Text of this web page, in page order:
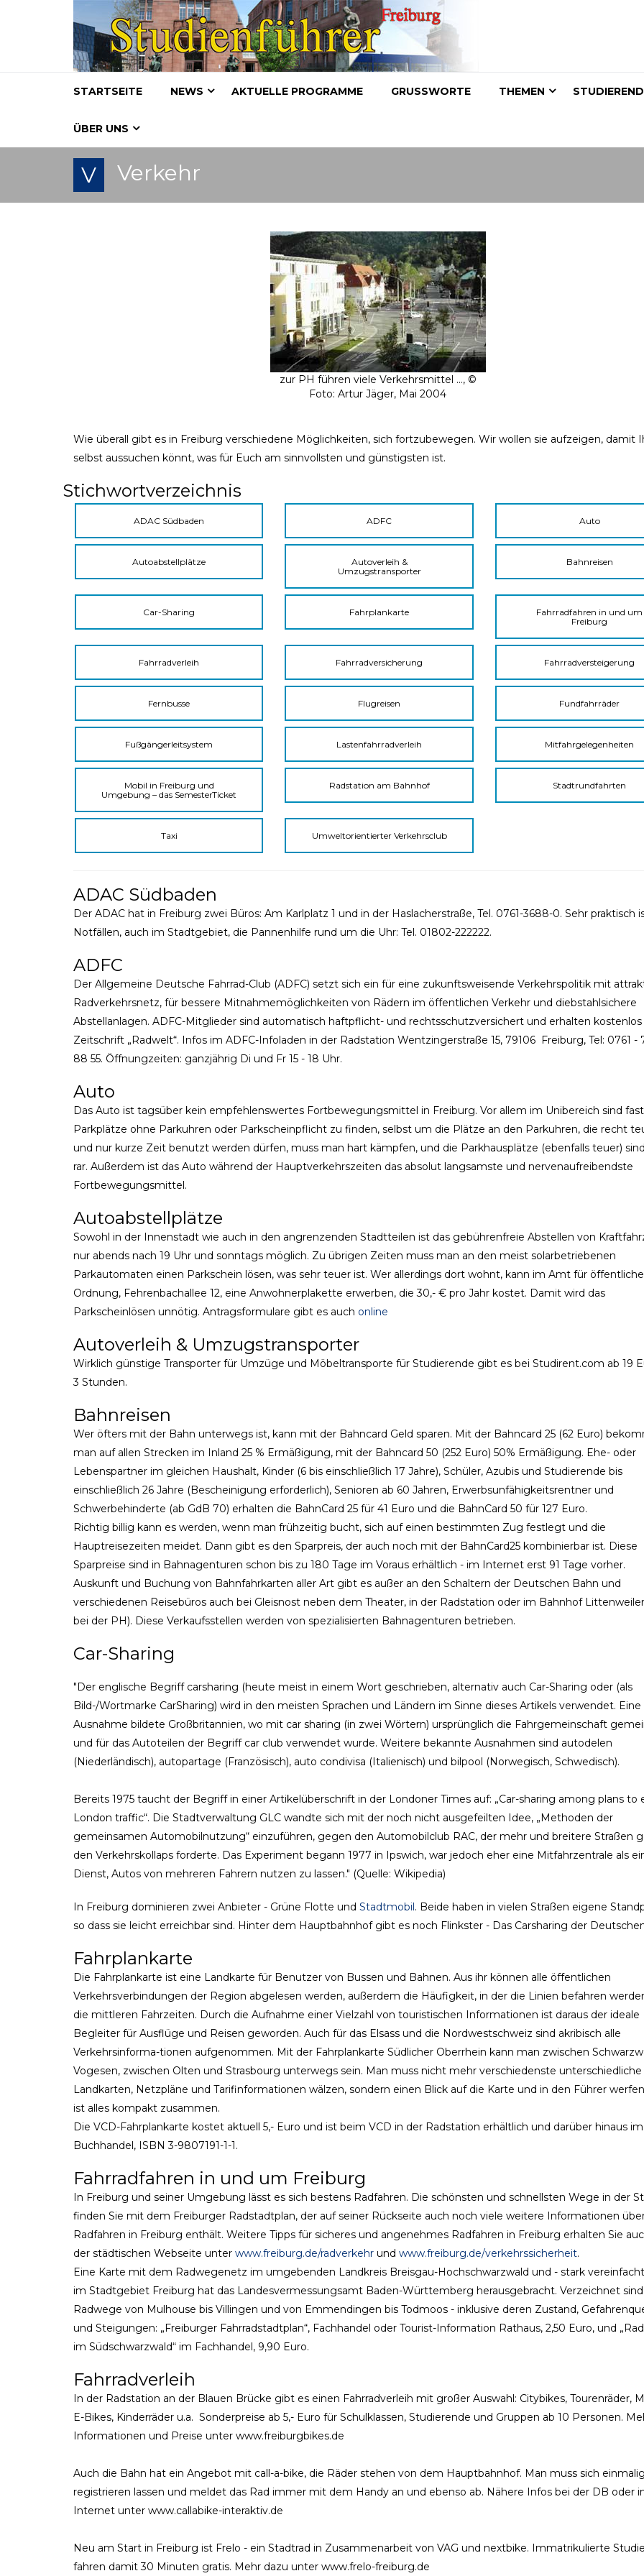
STARTSEITE NEWS AKTUELLE PROGRAMME GRUSSWORTE THEMEN
ÜBER UNS
V Verkehr
zur PH führen viele Verkehrsmittel ..., ©
Foto: Artur Jäger, Mai 2004
Wie überall gibt es in Freiburg verschiedene Möglichkeiten, sich fortzubewegen. Wir wollen sie aufzeigen, damit
selbst aussuchen könnt, was für Euch am sinnvollsten und günstigsten ist.
Stichwortverzeichnis
ADAC Südbaden ADFC Auto
Autoabstellplätze
Autoverleih &
Umzugstransporter
Bahnreisen
Car-Sharing Fahrplankarte
Fahrradfahren in und um
Freiburg
Fahrradverleih Fahrradversicherung Fahrradversteigerung
Fernbusse Flugreisen Fundfahrräder
Fußgängerleitsystem Lastenfahrradverleih Mitfahrgelegenheiten
Mobil in Freiburg und
Umgebung – das SemesterTicket
Radstation am Bahnhof Stadtrundfahrten
Taxi Umweltorientierter Verkehrsclub
ADAC Südbaden
Der ADAC hat in Freiburg zwei Büros: Am Karlplatz 1 und in der Haslacherstraße, Tel. 0761-3688-0. Sehr praktisch
Notfällen, auch im Stadtgebiet, die Pannenhilfe rund um die Uhr: Tel. 01802-222222.
ADFC
Der Allgemeine Deutsche Fahrrad-Club (ADFC) setzt sich ein für eine zukunftsweisende Verkehrspolitik mit
Radverkehrsnetz, für bessere Mitnahmemöglichkeiten von Rädern im öffentlichen Verkehr und diebstahlsichere
Abstellanlagen. ADFC-Mitglieder sind automatisch haftpflicht- und rechtsschutzversichert und erhalten kostenlos
Zeitschrift „Radwelt“. Infos im ADFC-Infoladen in der Radstation Wentzingerstraße 15, 79106 Freiburg, Tel: 0761 -
88 55. Öffnungzeiten: ganzjährig Di und Fr 15 - 18 Uhr.
Auto
Das Auto ist tagsüber kein empfehlenswertes Fortbewegungsmittel in Freiburg. Vor allem im Unibereich sind
Parkplätze ohne Parkuhren oder Parkscheinpflicht zu finden, selbst um die Plätze an den Parkuhren, die recht
und nur kurze Zeit benutzt werden dürfen, muss man hart kämpfen, und die Parkhausplätze (ebenfalls teuer)
rar. Außerdem ist das Auto während der Hauptverkehrszeiten das absolut langsamste und nervenaufreibendste
Fortbewegungsmittel.
Autoabstellplätze
Sowohl in der Innenstadt wie auch in den angrenzenden Stadtteilen ist das gebührenfreie Abstellen von
nur abends nach 19 Uhr und sonntags möglich. Zu übrigen Zeiten muss man an den meist solarbetriebenen
Parkautomaten einen Parkschein lösen, was sehr teuer ist. Wer allerdings dort wohnt, kann im Amt für öffentliche
Ordnung, Fehrenbachallee 12, eine Anwohnerplakette erwerben, die 30,- € pro Jahr kostet. Damit wird das
Parkscheinlösen unnötig. Antragsformulare gibt es auch online
Autoverleih & Umzugstransporter
Wirklich günstige Transporter für Umzüge und Möbeltransporte für Studierende gibt es bei Studirent.com ab 19
3 Stunden.
Bahnreisen
Wer öfters mit der Bahn unterwegs ist, kann mit der Bahncard Geld sparen. Mit der Bahncard 25 (62 Euro)
man auf allen Strecken im Inland 25 % Ermäßigung, mit der Bahncard 50 (252 Euro) 50% Ermäßigung. Ehe- oder
Lebenspartner im gleichen Haushalt, Kinder (6 bis einschließlich 17 Jahre), Schüler, Azubis und Studierende bis
einschließlich 26 Jahre (Bescheinigung erforderlich), Senioren ab 60 Jahren, Erwerbsunfähigkeitsrentner und
Schwerbehinderte (ab GdB 70) erhalten die BahnCard 25 für 41 Euro und die BahnCard 50 für 127 Euro.
Richtig billig kann es werden, wenn man frühzeitig bucht, sich auf einen bestimmten Zug festlegt und die
Hauptreisezeiten meidet. Dann gibt es den Sparpreis, der auch noch mit der BahnCard25 kombinierbar ist. Diese
Sparpreise sind in Bahnagenturen schon bis zu 180 Tage im Voraus erhältlich - im Internet erst 91 Tage vorher.
Auskunft und Buchung von Bahnfahrkarten aller Art gibt es außer an den Schaltern der Deutschen Bahn und
verschiedenen Reisebüros auch bei Gleisnost neben dem Theater, in der Radstation oder im Bahnhof
bei der PH). Diese Verkaufsstellen werden von spezialisierten Bahnagenturen betrieben.
Car-Sharing
"Der englische Begriff carsharing (heute meist in einem Wort geschrieben, alternativ auch Car-Sharing oder (als
Bild-/Wortmarke CarSharing) wird in den meisten Sprachen und Ländern im Sinne dieses Artikels verwendet. Eine
Ausnahme bildete Großbritannien, wo mit car sharing (in zwei Wörtern) ursprünglich die Fahrgemeinschaft
und für das Autoteilen der Begriff car club verwendet wurde. Weitere bekannte Ausnahmen sind autodelen
(Niederländisch), autopartage (Französisch), auto condivisa (Italienisch) und bilpool (Norwegisch, Schwedisch).
Bereits 1975 taucht der Begriff in einer Artikelüberschrift in der Londoner Times auf: „Car-sharing among plans to
London traffic“. Die Stadtverwaltung GLC wandte sich mit der noch nicht ausgefeilten Idee, „Methoden der
gemeinsamen Automobilnutzung“ einzuführen, gegen den Automobilclub RAC, der mehr und breitere Straßen
den Verkehrskollaps forderte. Das Experiment begann 1977 in Ipswich, war jedoch eher eine Mitfahrzentrale als
Dienst, Autos von mehreren Fahrern nutzen zu lassen." (Quelle: Wikipedia)
In Freiburg dominieren zwei Anbieter - Grüne Flotte und Stadtmobil. Beide haben in vielen Straßen eigene
so dass sie leicht erreichbar sind. Hinter dem Hauptbahnhof gibt es noch Flinkster - Das Carsharing der
Fahrplankarte
Die Fahrplankarte ist eine Landkarte für Benutzer von Bussen und Bahnen. Aus ihr können alle öffentlichen
Verkehrsverbindungen der Region abgelesen werden, außerdem die Häufigkeit, in der die Linien befahren
die mittleren Fahrzeiten. Durch die Aufnahme einer Vielzahl von touristischen Informationen ist daraus der ideale
Begleiter für Ausflüge und Reisen geworden. Auch für das Elsass und die Nordwestschweiz sind akribisch alle
Verkehrsinforma-tionen aufgenommen. Mit der Fahrplankarte Südlicher Oberrhein kann man zwischen
Vogesen, zwischen Olten und Strasbourg unterwegs sein. Man muss nicht mehr verschiedenste unterschiedliche
Landkarten, Netzpläne und Tarifinformationen wälzen, sondern einen Blick auf die Karte und in den Führer
ist alles kompakt zusammen.
Die VCD-Fahrplankarte kostet aktuell 5,- Euro und ist beim VCD in der Radstation erhältlich und darüber hinaus im
Buchhandel, ISBN 3-9807191-1-1.
Fahrradfahren in und um Freiburg
In Freiburg und seiner Umgebung lässt es sich bestens Radfahren. Die schönsten und schnellsten Wege in der
finden Sie mit dem Freiburger Radstadtplan, der auf seiner Rückseite auch noch viele weitere Informationen
Radfahren in Freiburg enthält. Weitere Tipps für sicheres und angenehmes Radfahren in Freiburg erhalten Sie
der städtischen Webseite unter www.freiburg.de/radverkehr und www.freiburg.de/verkehrssicherheit.
Eine Karte mit dem Radwegenetz im umgebenden Landkreis Breisgau-Hochschwarzwald und - stark
im Stadtgebiet Freiburg hat das Landesvermessungsamt Baden-Württemberg herausgebracht. Verzeichnet
Radwege von Mulhouse bis Villingen und von Emmendingen bis Todmoos - inklusive deren Zustand,
und Steigungen: „Freiburger Fahrradstadtplan“, Fachhandel oder Tourist-Information Rathaus, 2,50 Euro, und
im Südschwarzwald“ im Fachhandel, 9,90 Euro.
Fahrradverleih
In der Radstation an der Blauen Brücke gibt es einen Fahrradverleih mit großer Auswahl: Citybikes, Tourenräder,
E-Bikes, Kinderräder u.a. Sonderpreise ab 5,- Euro für Schulklassen, Studierende und Gruppen ab 10 Personen.
Informationen und Preise unter www.freiburgbikes.de
Auch die Bahn hat ein Angebot mit call-a-bike, die Räder stehen von dem Hauptbahnhof. Man muss sich
registrieren lassen und meldet das Rad immer mit dem Handy an und ebenso ab. Nähere Infos bei der DB oder
Internet unter www.callabike-interaktiv.de
Neu am Start in Freiburg ist Frelo - ein Stadtrad in Zusammenarbeit von VAG und nextbike. Immatrikulierte
fahren damit 30 Minuten gratis. Mehr dazu unter www.frelo-freiburg.de